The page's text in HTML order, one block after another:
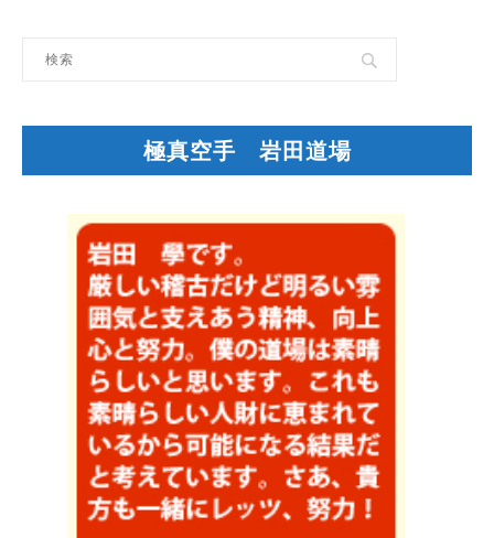
極真空手 岩田道場